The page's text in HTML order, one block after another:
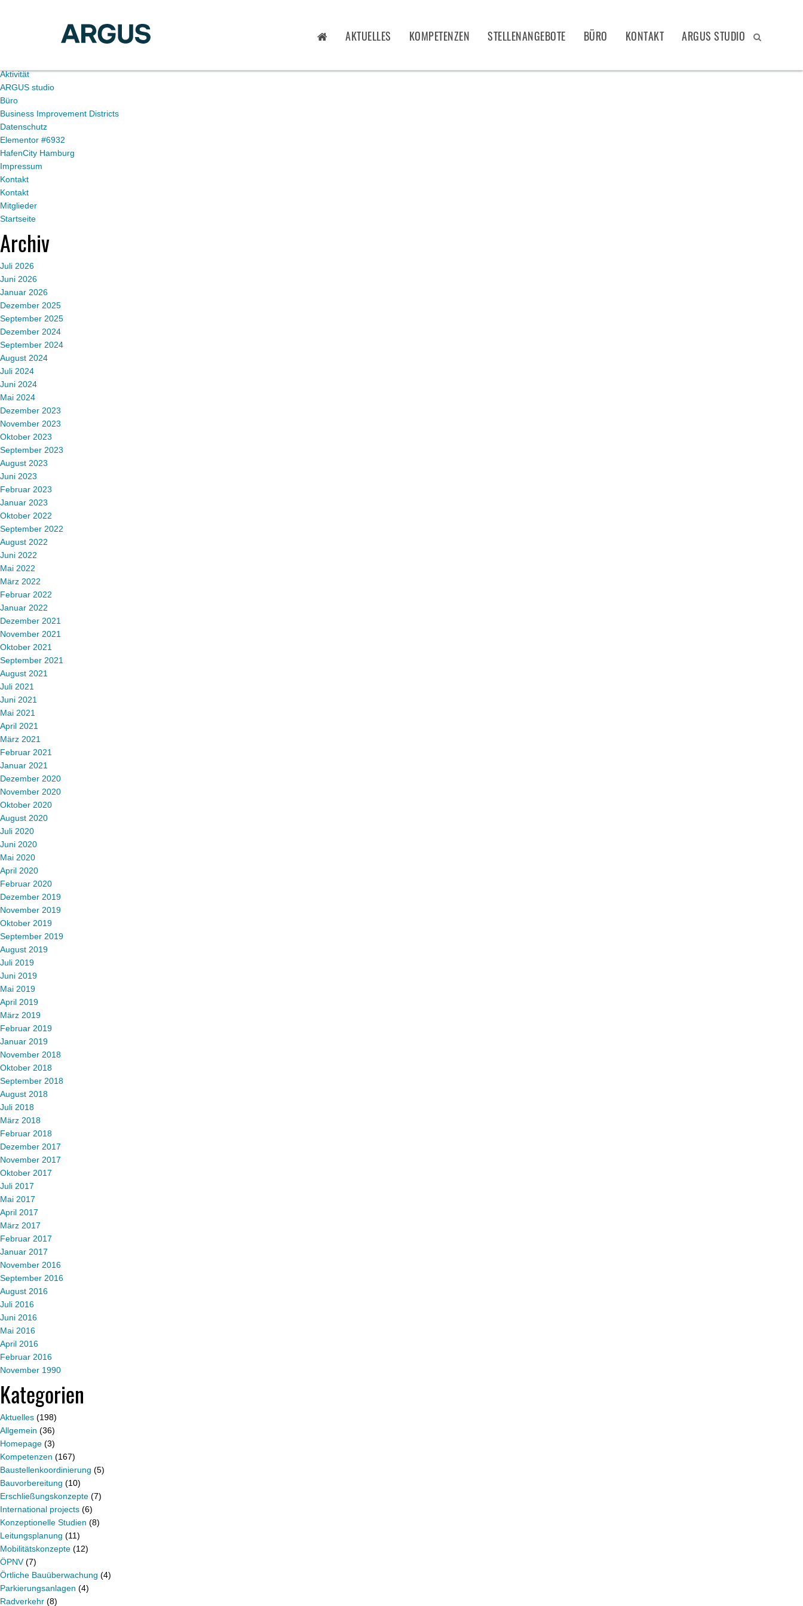
AKTUELLES KOMPETENZEN STELLENANGEBOTE BÜRO KONTAKT ARGUS STUDIO
Du befindest dich im Blogarchiv vonARGUS
Aktivität
ARGUS studio
Büro
Business Improvement Districts
Datenschutz
Elementor #6932
HafenCity Hamburg
Impressum
Kontakt
Kontakt
Mitglieder
Startseite
Archiv
Juli 2026
Juni 2026
Januar 2026
Dezember 2025
September 2025
Dezember 2024
September 2024
August 2024
Juli 2024
Juni 2024
Mai 2024
Dezember 2023
November 2023
Oktober 2023
September 2023
August 2023
Juni 2023
Februar 2023
Januar 2023
Oktober 2022
September 2022
August 2022
Juni 2022
Mai 2022
März 2022
Februar 2022
Januar 2022
Dezember 2021
November 2021
Oktober 2021
September 2021
August 2021
Juli 2021
Juni 2021
Mai 2021
April 2021
März 2021
Februar 2021
Januar 2021
Dezember 2020
November 2020
Oktober 2020
August 2020
Juli 2020
Juni 2020
Mai 2020
April 2020
Februar 2020
Dezember 2019
November 2019
Oktober 2019
September 2019
August 2019
Juli 2019
Juni 2019
Mai 2019
April 2019
März 2019
Februar 2019
Januar 2019
November 2018
Oktober 2018
September 2018
August 2018
Juli 2018
März 2018
Februar 2018
Dezember 2017
November 2017
Oktober 2017
Juli 2017
Mai 2017
April 2017
März 2017
Februar 2017
Januar 2017
November 2016
September 2016
August 2016
Juli 2016
Juni 2016
Mai 2016
April 2016
Februar 2016
November 1990
Kategorien
Aktuelles (198)
Allgemein (36)
Homepage (3)
Kompetenzen (167)
Baustellenkoordinierung (5)
Bauvorbereitung (10)
Erschließungskonzepte (7)
International projects (6)
Konzeptionelle Studien (8)
Leitungsplanung (11)
Mobilitätskonzepte (12)
ÖPNV(7)
Örtliche Bauüberwachung (4)
Parkierungsanlagen (4)
Radverkehr (8)